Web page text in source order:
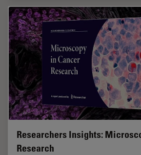
Researchers Insights:
Research